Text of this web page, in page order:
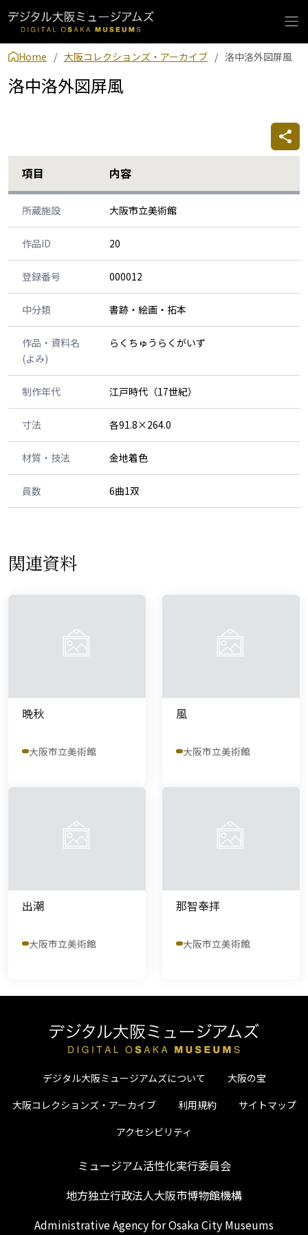
Home 大阪コレクションズ・アーカイブ 洛中洛外図屏風
洛中洛外図屏風
項目 内容
所蔵施設 大阪市立美術館
作品ID 20
登録番号 000012
中分類 書跡・絵画・拓本
作品・資料名
(よみ)
らくちゅうらくがいず
制作年代 江戸時代（17世紀）
寸法 各91.8×264.0
材質・技法 金地着色
員数 6曲1双
関連資料
晩秋
大阪市立美術館
風
大阪市立美術館
出潮
大阪市立美術館
那智奉拝
大阪市立美術館
デジタル大阪ミュージアムズについて
大阪の宝
大阪コレクションズ・アーカイブ
利用規約
サイトマップ
アクセシビリティ
ミュージアム活性化実行委員会
地方独立行政法人大阪市博物館機構
Administrative Agency for Osaka City Museums